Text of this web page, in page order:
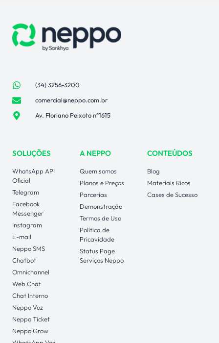
(34) 3256-3200
comercial@neppo.com.br
Av. Floriano Peixoto n°1615
SOLUÇÕES
WhatsApp API
Oficial
Telegram
Facebook
Messenger
Instagram
E-mail
Neppo SMS
Chatbot
Omnichannel
Web Chat
Chat Interno
Neppo Voz
Neppo Ticket
Neppo Grow
A NEPPO
Quem somos
Planos e Preços
Parcerias
Demonstração
Termos de Uso
Política de
Pricavidade
Status Page
Serviços Neppo
CONTEÚDOS
Blog
Materiais Ricos
Cases de Sucesso